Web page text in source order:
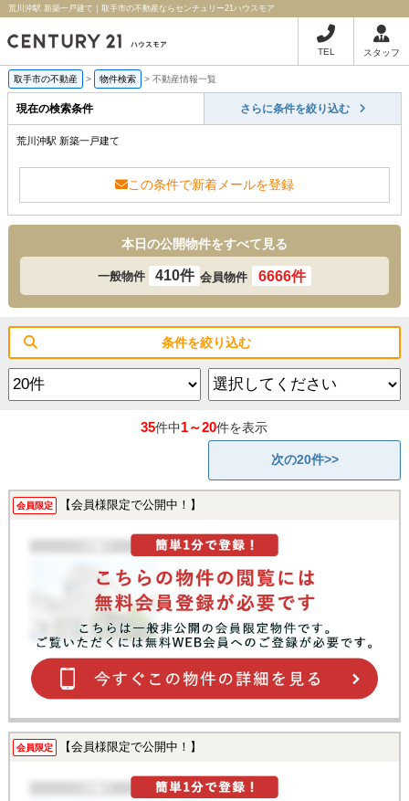
荒川沖駅 新築一戸建て｜取手市の不動産ならセンチュリー21ハウスモア
TEL スタッフ
取手市の不動産 > 物件検索 > 不動産情報一覧
現在の検索条件 さらに条件を絞り込む
荒川沖駅 新築一戸建て
この条件で新着メールを登録
本日の公開物件をすべて見る
一般物件 410件 会員物件 6666件
条件を絞り込む
35件中1～20件を表示
次の20件>>
会員限定 【会員様限定で公開中！】
会員限定 【会員様限定で公開中！】